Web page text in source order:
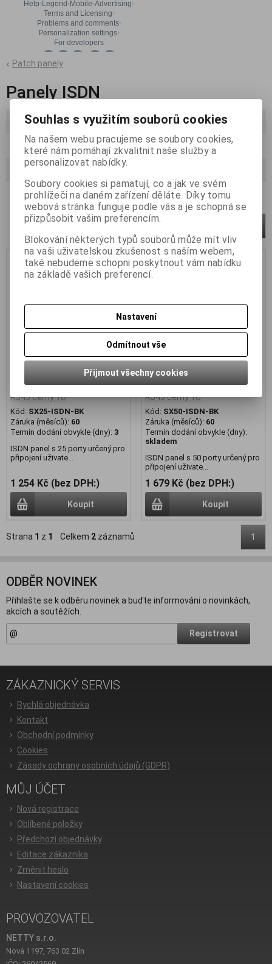
Patch panely
Panely ISDN
Řadit podle:(Ceny)
Katalog Ceník
Celkem
Počet na stránku 15 30 45
19" ISDN panel Solarix 25 x
RJ45 černý 1U
Kód: SX25-ISDN-BK
Záruka (měsíců): 60
Termín dodání obvykle (dny): 3
ISDN panel s 25 porty určený pro
připojení uživate...
1 254 Kč (bez DPH:)
Koupit
Skladem
19" ISDN panel Solarix 50 x
RJ45 černý 1U
Kód: SX50-ISDN-BK
Záruka (měsíců): 60
Termín dodání obvykle (dny):
skladem
ISDN panel s 50 porty určený pro
připojení uživate...
1 679 Kč (bez DPH:)
Koupit
Strana 1 z 1 Celkem 2 záznamů 1
ODBĚR NOVINEK
Přihlašte se k odběru novinek a buďte informováni o novinkách,
akcích a soutěžích.
Registrovat
ZÁKAZNICKÝ SERVIS
Rychlá objednávka
Kontakt
Obchodní podmínky
Cookies
Zásady ochrany osobních údajů (GDPR)
MŮJ ÚČET
Nová registrace
Oblíbené položky
Předchozí objednávky
Editace zákazníka
Změnit heslo
Nastavení cookies
PROVOZOVATEL
NETTY s.r.o.
Nová 1197, 763 02 Zlín
Souhlas s využitím souborů cookies
Na našem webu pracujeme se soubory cookies,
které nám pomáhají zkvalitnit naše služby a
personalizovat nabídky.
Soubory cookies si pamatují, co a jak ve svém
prohlížeči na daném zařízení děláte. Díky tomu
webová stránka funguje podle vás a je schopná se
přizpůsobit vašim preferencím.
Blokování některých typů souborů může mít vliv
na vaši uživatelskou zkušenost s naším webem,
také nebudeme schopni poskytnout vám nabídku
na základě vašich preferencí.
Nastavení
Odmítnout vše
Přijmout všechny cookies